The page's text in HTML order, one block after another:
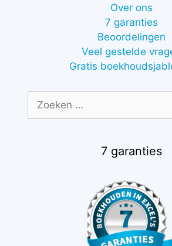
Over ons
7 garanties
Beoordelingen
Veel gestelde
Gratis
Zoek
7 garanties